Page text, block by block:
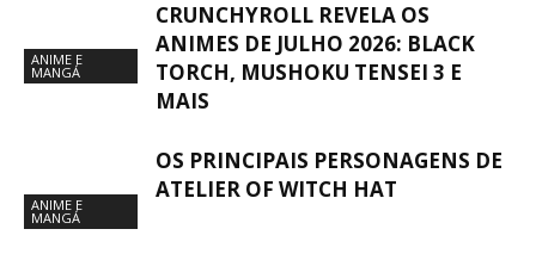
ANIME E
MANGÁ
CRUNCHYROLL REVELA OS
ANIMES DE JULHO 2026: BLACK
TORCH, MUSHOKU TENSEI 3 E
MAIS
ANIME E
MANGÁ
OS PRINCIPAIS PERSONAGENS DE
ATELIER OF WITCH HAT